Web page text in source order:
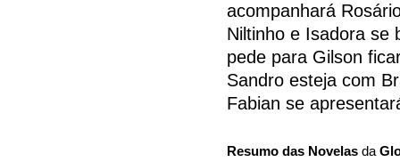
acompanhará
Niltinho e Isadora se
pede para Gilson
Sandro esteja com
Fabian se
Resumo das Novelas da